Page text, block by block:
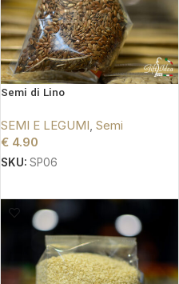
Semi di Lino
SEMI E LEGUMI Semi
€4.90
SKU: SP06